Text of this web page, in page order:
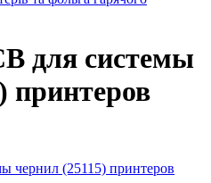
для системы
принтеров